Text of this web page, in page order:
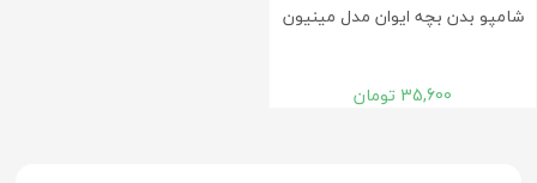
شامپو بدن بچه ایوان مدل مینیون
35,600 تومان